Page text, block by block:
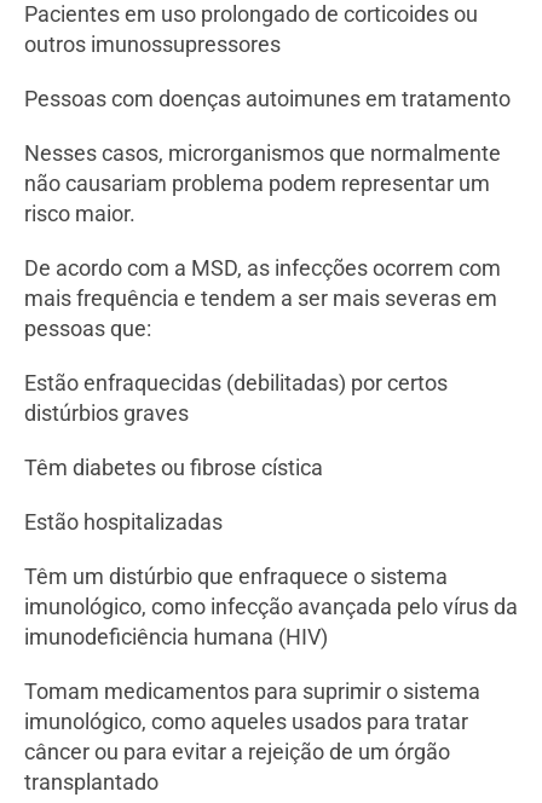
Pacientes em uso prolongado de corticoides ou
outros imunossupressores
Pessoas com doenças autoimunes em tratamento
Nesses casos, microrganismos que normalmente
não causariam problema podem representar um
risco maior.
De acordo com a MSD, as infecções ocorrem com
mais frequência e tendem a ser mais severas em
pessoas que:
Estão enfraquecidas (debilitadas) por certos
distúrbios graves
Têm diabetes ou fibrose cística
Estão hospitalizadas
Têm um distúrbio que enfraquece o sistema
imunológico, como infecção avançada pelo vírus da
imunodeficiência humana (HIV)
Tomam medicamentos para suprimir o sistema
imunológico, como aqueles usados para tratar
câncer ou para evitar a rejeição de um órgão
transplantado